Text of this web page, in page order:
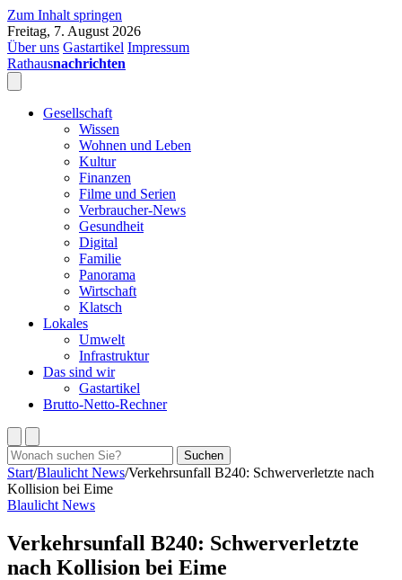
Zum Inhalt springen
Freitag, 7. August 2026
Über uns Gastartikel Impressum
Rathausnachrichten
Gesellschaft
Wissen
Wohnen und Leben
Kultur
Finanzen
Filme und Serien
Verbraucher-News
Gesundheit
Digital
Familie
Panorama
Wirtschaft
Klatsch
Lokales
Umwelt
Infrastruktur
Das sind wir
Gastartikel
Brutto-Netto-Rechner
Suchen
nach:
Suchen
Start/Blaulicht News/Verkehrsunfall B240: Schwerverletzte nach
Kollision bei Eime
Blaulicht News
Verkehrsunfall B240: Schwerverletzte
nach Kollision bei Eime